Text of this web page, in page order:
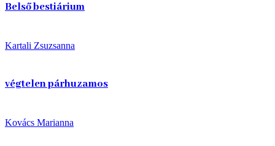
Belső bestiárium
Kartali Zsuzsanna
végtelen párhuzamos
Kovács Marianna